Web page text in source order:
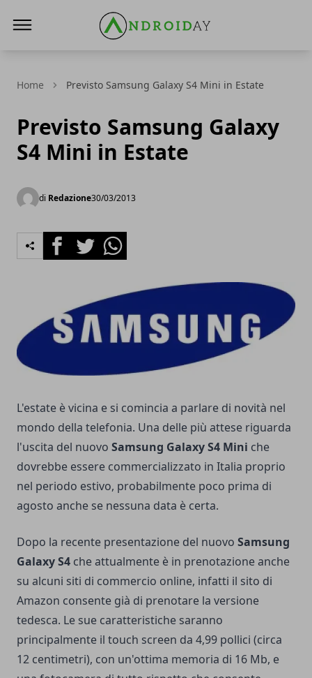
Home Previsto Samsung Galaxy S4 Mini in Estate
Previsto Samsung Galaxy
S4 Mini in Estate
di Redazione30/03/2013
FacebookTwitterWhatsapp
L'estate è vicina e si comincia a parlare di novità nel
mondo della telefonia. Una delle più attese riguarda
l'uscita del nuovo Samsung Galaxy S4 Mini che
dovrebbe essere commercializzato in Italia proprio
nel periodo estivo, probabilmente poco prima di
agosto anche se nessuna data è certa.
Dopo la recente presentazione del nuovo Samsung
Galaxy S4 che attualmente è in prenotazione anche
su alcuni siti di commercio online, infatti il sito di
Amazon consente già di prenotare la versione
tedesca. Le sue caratteristiche saranno
principalmente il touch screen da 4,99 pollici (circa
12 centimetri), con un'ottima memoria di 16 Mb, e